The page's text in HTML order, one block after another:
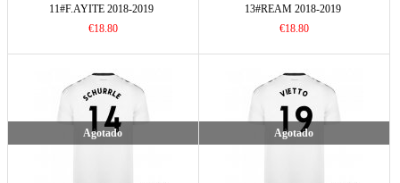
11#F.AYITE 2018-2019
€18.80
13#REAM 2018-2019
€18.80
Agotado Agotado